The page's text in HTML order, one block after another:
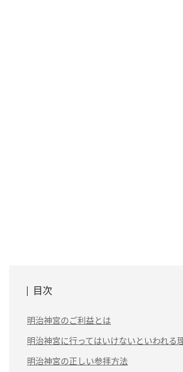
目次
明治神宮のご利益とは
明治神宮に行ってはいけないといわれる
（1）清正の井戸が危険という噂
明治神宮の正しい参拝方法